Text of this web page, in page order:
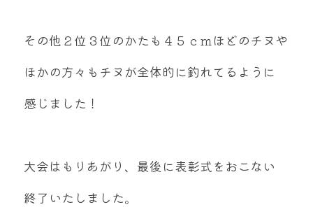
その他２位３位のかたも４５ｃｍほどのチヌや
ほかの方々もチヌが全体的に釣れてるように
感じました！
大会はもりあがり、最後に表彰式をおこない
終了いたしました。